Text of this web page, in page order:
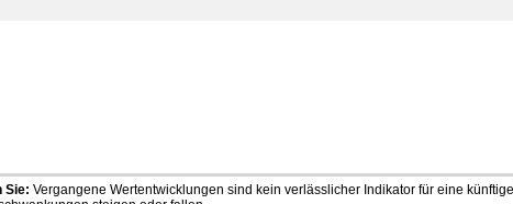
Sie: Vergangene Wertentwicklungen sind kein verlässlicher Indikator für eine